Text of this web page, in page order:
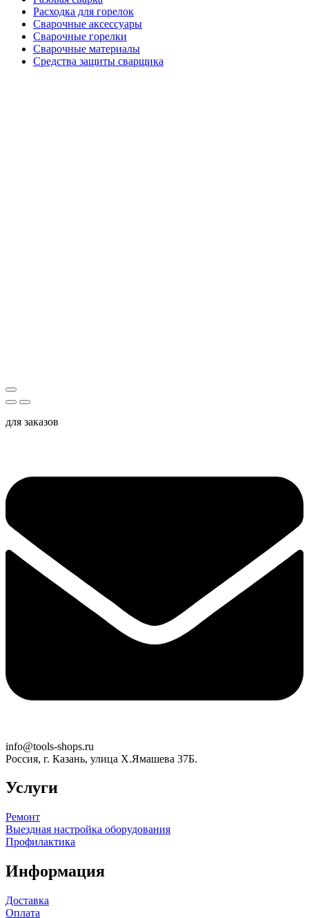
Расходка для горелок
Сварочные аксессуары
Сварочные горелки
Сварочные материалы
Средства защиты сварщика
для заказов
info@tools-shops.ru
Россия, г. Казань, улица Х.Ямашева 37Б.
Услуги
Ремонт
Выездная настройка оборудования
Профилактика
Информация
Доставка
Оплата